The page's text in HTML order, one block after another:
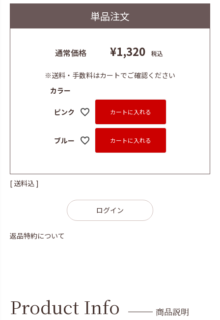
単品注文
通常価格 ¥1,320 税込
※送料・手数料はカートでご確認ください
カラー
ピンク カートに入れる
ブルー カートに入れる
送料込
ログイン
返品特約について
Product Info 商品説明